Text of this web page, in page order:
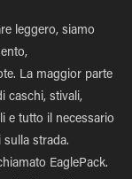
leggero, siamo
La maggior parte
caschi, stivali,
e tutto il necessario
strada.
EaglePack.